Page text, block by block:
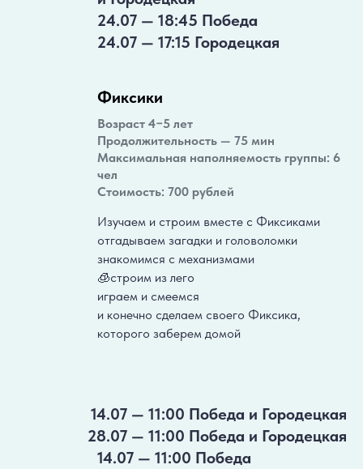
24.07 — 18:45 Победа
24.07 — 17:15 Городецкая
Фиксики
Возраст 4−5 лет
Продолжительность — 75 мин
Максимальная наполняемость группы: 6
чел
Стоимость: 700 рублей
Изучаем и строим вместе с Фиксиками
отгадываем загадки и головоломки
знакомимся с механизмами
🧊строим из лего
играем и смеемся
и конечно сделаем своего Фиксика,
которого заберем домой
14.07 — 11:00 Победа и Городецкая
28.07 — 11:00 Победа и Городецкая
14.07 — 11:00 Победа
© 2024 Студия робототехники
и программирования «Роботекс»